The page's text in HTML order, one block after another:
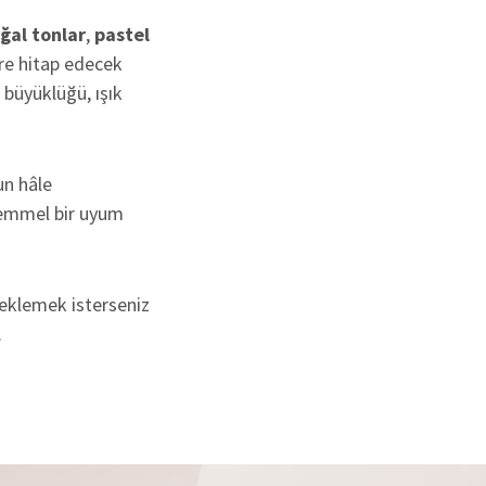
tonlar, pastel
hitap edecek
ışık
hâle
bir uyum
isterseniz